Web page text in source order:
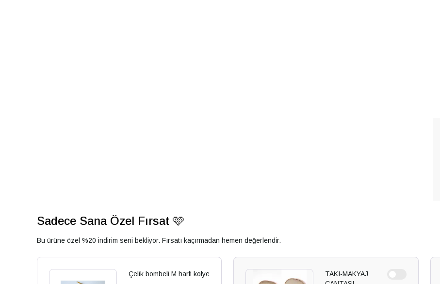
Sadece Sana Özel Fırsat 🩷
Bu ürüne özel %20 indirim seni bekliyor. Fırsatı kaçırmadan hemen değerlendir.
Çelik bombeli M harfi kolye
TAKI-MAKYAJ